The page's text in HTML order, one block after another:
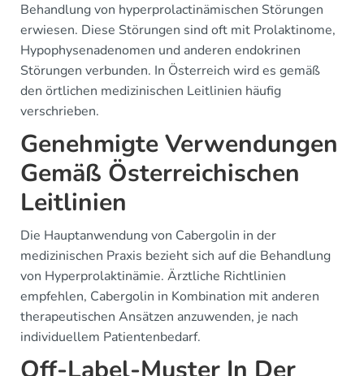
Behandlung von hyperprolactinämischen Störungen
erwiesen. Diese Störungen sind oft mit Prolaktinome,
Hypophysenadenomen und anderen endokrinen
Störungen verbunden. In Österreich wird es gemäß
den örtlichen medizinischen Leitlinien häufig
verschrieben.
Genehmigte Verwendungen
Gemäß Österreichischen
Leitlinien
Die Hauptanwendung von Cabergolin in der
medizinischen Praxis bezieht sich auf die Behandlung
von Hyperprolaktinämie. Ärztliche Richtlinien
empfehlen, Cabergolin in Kombination mit anderen
therapeutischen Ansätzen anzuwenden, je nach
individuellem Patientenbedarf.